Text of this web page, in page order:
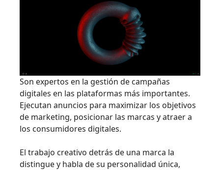
Son expertos en la gestión de campañas
digitales en las plataformas más importantes.
Ejecutan anuncios para maximizar los objetivos
de marketing, posicionar las marcas y atraer a
los consumidores digitales.
El trabajo creativo detrás de una marca la
distingue y habla de su personalidad única,